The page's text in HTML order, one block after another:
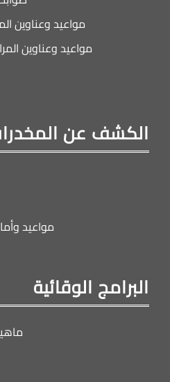
مواعيد وعناوين
مواعيد وعناوين
الكشف عن
مواعيد
البرامج الوقائية